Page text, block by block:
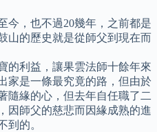
今，也不過20幾年，之前都是
山的歷史就是從師父到現在而
的利益，讓果雲法師十餘年來
家是一條最究竟的路，但由於
隨緣的心，但去年自任職了二
因師父的慈悲而因緣成熟的進
到的。